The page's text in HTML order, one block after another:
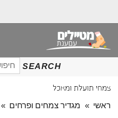
SEARCH
צמחי תועלת ומאכל
ראשי » מגדיר צמחים ופרחים »